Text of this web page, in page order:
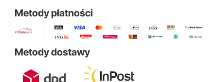
Metody płatności
Metody dostawy